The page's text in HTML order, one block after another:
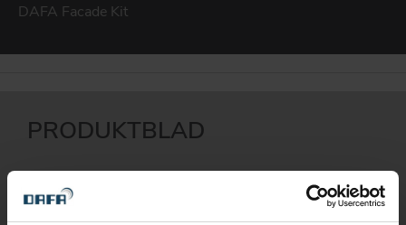
DAFA Facade Kit
PRODUKTBLAD
BUTYL 200 FUGEMASSE - NO
DAFA GROUP